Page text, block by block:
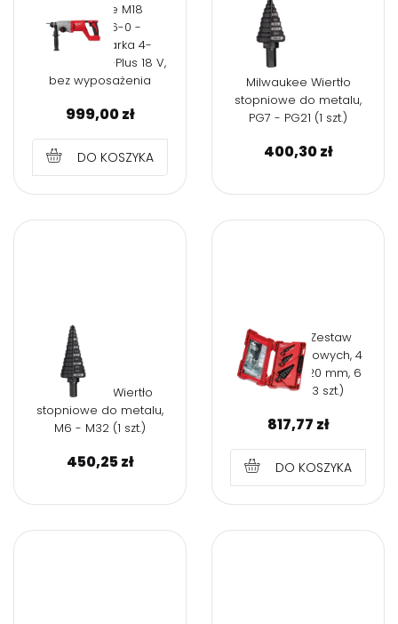
Milwaukee M18
BLHACD26-0 -
Młotowiertarka 4-
trybowa SDS-Plus 18 V,
bez wyposażenia
999,00zł
DO KOSZYKA
Milwaukee Wiertło
stopniowe do metalu,
PG7 - PG21 (1 szt.)
400,30zł
Milwaukee Wiertło
stopniowe do metalu,
M6 - M32 (1 szt.)
450,25zł
Milwaukee Zestaw
wierteł stopniowych, 4
- 12 mm, 4 - 20 mm, 6
- 35 mm (3 szt.)
817,77 zł
DO KOSZYKA